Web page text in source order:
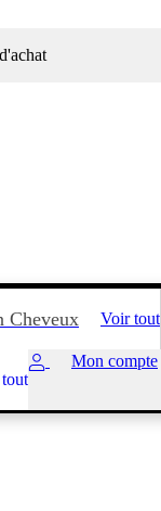
Cheveux Voir tout
Mon compte